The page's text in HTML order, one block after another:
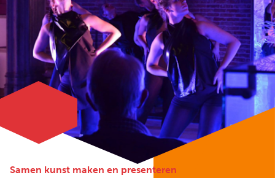
Samen kunst maken en presenteren